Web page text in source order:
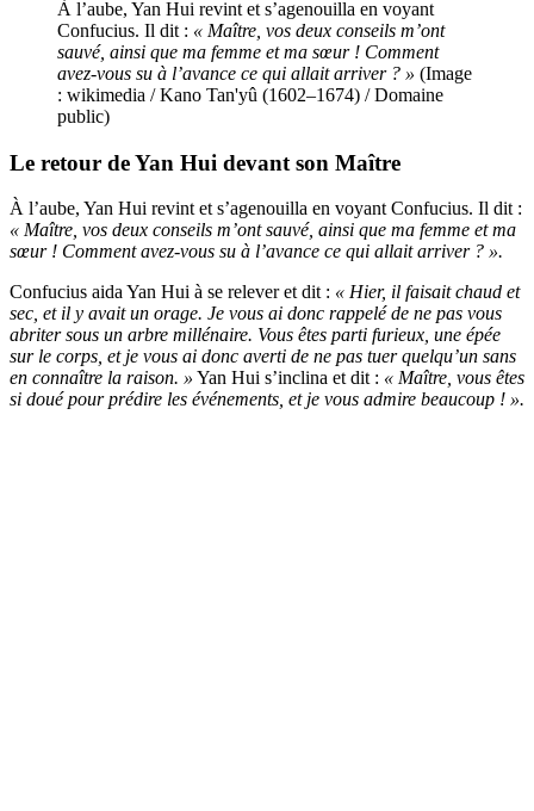
À l’aube, Yan Hui revint et s’agenouilla en voyant
Confucius. Il dit : « Maître, vos deux conseils m’ont
sauvé, ainsi que ma femme et ma sœur ! Comment
avez-vous su à l’avance ce qui allait arriver ? » (Image
: wikimedia / Kano Tan'yû (1602–1674) / Domaine
public)
Le retour de Yan Hui devant son Maître
À l’aube, Yan Hui revint et s’agenouilla en voyant Confucius. Il dit :
« Maître, vos deux conseils m’ont sauvé, ainsi que ma femme et ma
sœur ! Comment avez-vous su à l’avance ce qui allait arriver ? ».
Confucius aida Yan Hui à se relever et dit : « Hier, il faisait chaud et
sec, et il y avait un orage. Je vous ai donc rappelé de ne pas vous
abriter sous un arbre millénaire. Vous êtes parti furieux, une épée
sur le corps, et je vous ai donc averti de ne pas tuer quelqu’un sans
en connaître la raison. » Yan Hui s’inclina et dit : « Maître, vous êtes
si doué pour prédire les événements, et je vous admire beaucoup ! ».